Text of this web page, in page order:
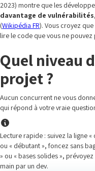
2023) montre que les
davantage de vulnérabilités
(Wikipédia FR). Vous croyez
lire le code que vous ne
Quel niveau
projet ?
Aucun concurrent ne vous
qui répond à votre vraie
Lecture rapide : suivez la ligne
ou « débutant », foncez sans
» ou « bases solides »,
main par un dev.